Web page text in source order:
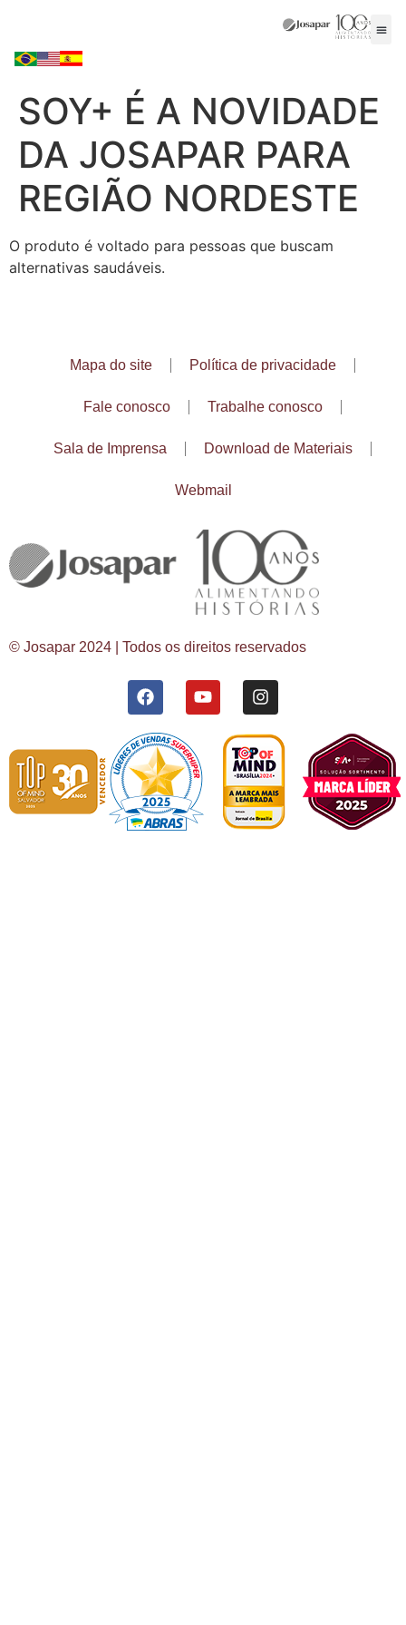
SOY+ É A NOVIDADE
DA JOSAPAR PARA
REGIÃO NORDESTE
O produto é voltado para pessoas que buscam
alternativas saudáveis.
Mapa do site Política de privacidade
Fale conosco Trabalhe conosco
Sala de Imprensa Download de Materiais
Webmail
© Josapar 2024 | Todos os direitos reservados